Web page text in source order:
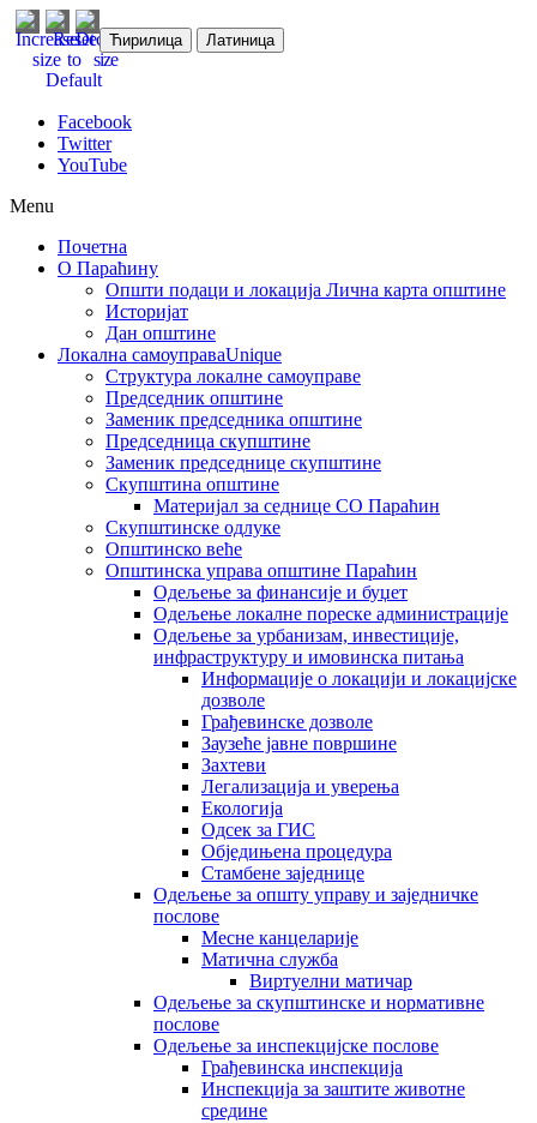
Ћирилица Латиница
Facebook
Twitter
YouTube
Menu
Почетна
О Параћину
Општи подаци и локација Лична карта општине
Историјат
Дан општине
Локална самоуправаUnique
Структура локалне самоуправе
Председник општине
Заменик председника општине
Председница скупштине
Заменик председнице скупштине
Скупштина општине
Материјал за седнице СО Параћин
Скупштинске одлуке
Општинско веће
Општинска управа општине Параћин
Одељење за финансије и буџет
Одељење локалне пореске администрације
Одељење за урбанизам, инвестиције,
инфраструктуру и имовинска питања
Информације о локацији и локацијске
дозволе
Грађевинске дозволе
Заузеће јавне површине
Захтеви
Легализација и уверења
Екологија
Одсек за ГИС
Обједињена процедура
Стамбене заједнице
Oдељење за општу управу и заједничке
послове
Месне канцеларије
Матична служба
Виртуелни матичар
Одељење за скупштинске и нормативне
послове
Одељење за инспекцијске послове
Грађевинска инспекција
Инспекција за заштите животне
средине